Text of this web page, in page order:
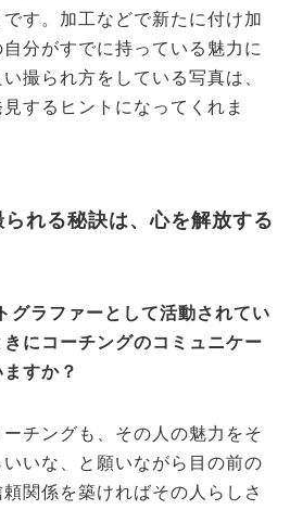
す。加工などで新たに付け加
分がすでに持っている魅力に
撮られ方をしている写真は、
するヒントになってくれま
れる秘訣は、心を解放する
ラファーとして活動されてい
にコーチングのコミュニケー
すか？
チングも、その人の魅力をそ
いな、と願いながら目の前の
関係を築ければその人らしさ